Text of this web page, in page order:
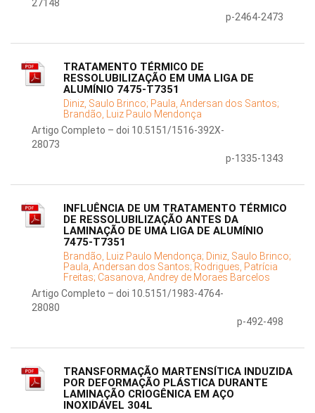
27148
p-2464-2473
TRATAMENTO TÉRMICO DE
RESSOLUBILIZAÇÃO EM UMA LIGA DE
ALUMÍNIO 7475-T7351
Diniz, Saulo Brinco; Paula, Andersan dos Santos;
Brandão, Luiz Paulo Mendonça
Artigo Completo – doi 10.5151/1516-392X-
28073
p-1335-1343
INFLUÊNCIA DE UM TRATAMENTO TÉRMICO
DE RESSOLUBILIZAÇÃO ANTES DA
LAMINAÇÃO DE UMA LIGA DE ALUMÍNIO
7475-T7351
Brandão, Luiz Paulo Mendonça; Diniz, Saulo Brinco;
Paula, Andersan dos Santos; Rodrigues, Patrícia
Freitas; Casanova, Andrey de Moraes Barcelos
Artigo Completo – doi 10.5151/1983-4764-
28080
p-492-498
TRANSFORMAÇÃO MARTENSÍTICA INDUZIDA
POR DEFORMAÇÃO PLÁSTICA DURANTE
LAMINAÇÃO CRIOGÊNICA EM AÇO
INOXIDÁVEL 304L